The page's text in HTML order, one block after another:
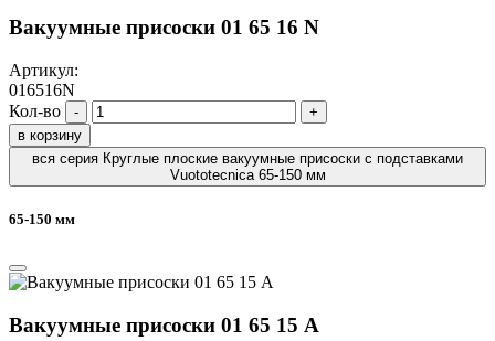
Вакуумные присоски 01 65 16 N
Артикул:
016516N
Кол-во
-
+
в корзину
вся серия Круглые плоские вакуумные присоски с подставками
Vuototecnica 65-150 мм
65-150 мм
Вакуумные присоски 01 65 15 A